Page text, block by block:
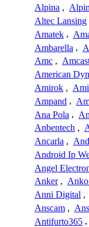
Alpina ,
Altec Lansing
Amatek ,
Ambarella ,
Amc ,
American
Amirok ,
Ampand ,
Ana Pola ,
Anbentech ,
Ancarla ,
Android Ip
Angel
Anker ,
Anni Digital ,
Anscam ,
Antifurto365 ,